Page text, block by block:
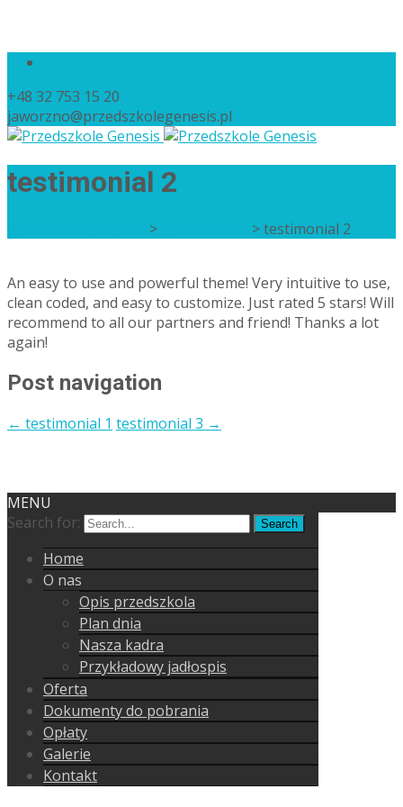
+48 32 753 15 20
jaworzno@przedszkolegenesis.pl
testimonial 2
> >testimonial 2
An easy to use and powerful theme! Very intuitive to use,
clean coded, and easy to customize. Just rated 5 stars! Will
recommend to all our partners and friend! Thanks a lot
again!
Post navigation
← testimonial 1 testimonial 3 →
MENU
Search for:
Home
O nas
Opis przedszkola
Plan dnia
Nasza kadra
Przykładowy jadłospis
Oferta
Dokumenty do pobrania
Opłaty
Galerie
Kontakt